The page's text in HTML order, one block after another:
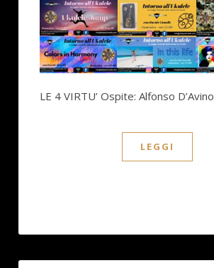
LE 4 VIRTU’ Ospite: Alfonso D’Avino
LEGGI